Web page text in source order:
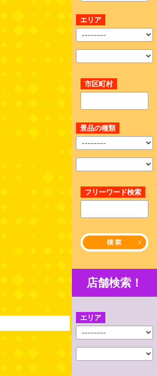
エリア
市区町村
景品の種類
フリーワード検索
店舗検索！
エリア